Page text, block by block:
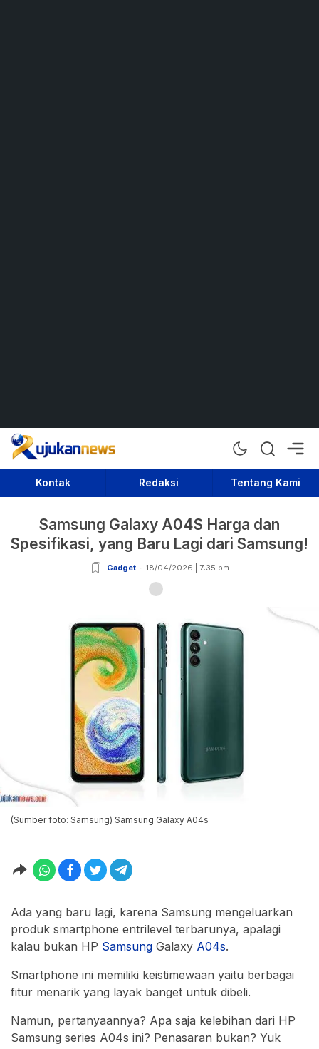
Rujukan News
Satu Rujukan Sejuta Informasi
Kontak Redaksi Tentang Kami
Samsung Galaxy A04S Harga dan
Spesifikasi, yang Baru Lagi dari Samsung!
Gadget 18/04/2026 | 7:35 pm
(Sumber foto: Samsung) Samsung Galaxy A04s
Ada yang baru lagi, karena Samsung mengeluarkan
produk smartphone entrilevel terbarunya, apalagi
kalau bukan HP Samsung Galaxy A04s.
Smartphone ini memiliki keistimewaan yaitu berbagai
fitur menarik yang layak banget untuk dibeli.
Namun, pertanyaannya? Apa saja kelebihan dari HP
Samsung series A04s ini? Penasaran bukan? Yuk